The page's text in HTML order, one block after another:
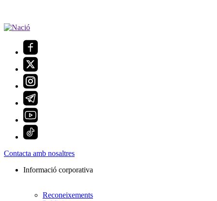
Contacta amb nosaltres
Informació corporativa
Reconeixements